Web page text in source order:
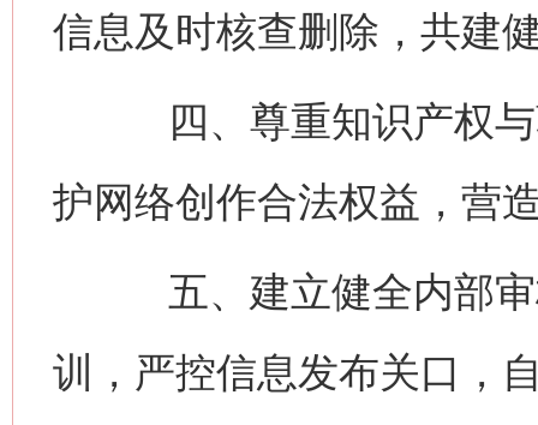
信息及时核查删除，共建
四、尊重知识产权与
护网络创作合法权益，营
五、建立健全内部审
训，严控信息发布关口，